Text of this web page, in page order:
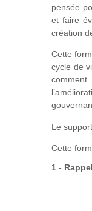
pensée
et faire
création
Cette
cycle de
Le
Cette
1 -